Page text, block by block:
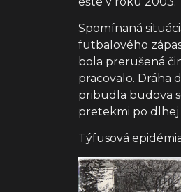
Spomínaná
futbalového
bola prerušená
pracovalo. Dráha
pribudla budova
pretekmi po dlhej
Týfusová